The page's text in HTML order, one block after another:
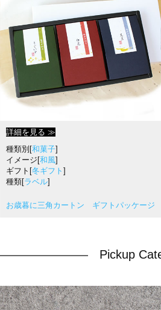
詳細を見る ≫
種類別[和菓子]
イメージ[和風]
ギフト[冬ギフト ]
種類[ラベル]
お歳暮に三角カートン ギフトパッケージ
Pickup